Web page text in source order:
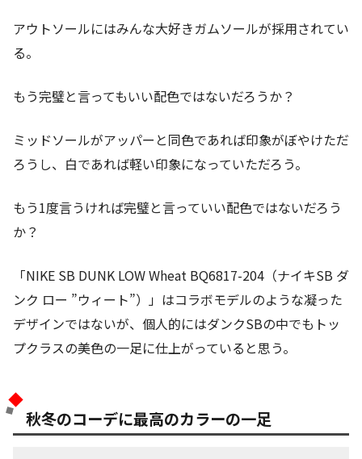
アウトソールにはみんな大好きガムソールが採用されてい
る。
もう完璧と言ってもいい配色ではないだろうか？
ミッドソールがアッパーと同色であれば印象がぼやけただ
ろうし、白であれば軽い印象になっていただろう。
もう1度言うければ完璧と言っていい配色ではないだろう
か？
「NIKE SB DUNK LOW Wheat BQ6817-204（ナイキSB ダ
ンク ロー ”ウィート”）」はコラボモデルのような凝った
デザインではないが、個人的にはダンクSBの中でもトッ
プクラスの美色の一足に仕上がっていると思う。
秋冬のコーデに最高のカラーの一足